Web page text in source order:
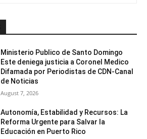
Ministerio Publico de Santo Domingo
Este deniega justicia a Coronel Medico
Difamada por Periodistas de CDN-Canal
de Noticias
August 7, 2026
Autonomía, Estabilidad y Recursos: La
Reforma Urgente para Salvar la
Educación en Puerto Rico